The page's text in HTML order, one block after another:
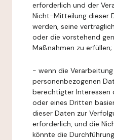
erforderlich und der
Nicht-Mitteilung dieser
werden, seine
oder die vorstehend
Maßnahmen zu erfüllen;
- wenn die
personenbezogenen
berechtigter Interessen
oder eines Dritten
dieser Daten zur
erforderlich, und die
könnte die